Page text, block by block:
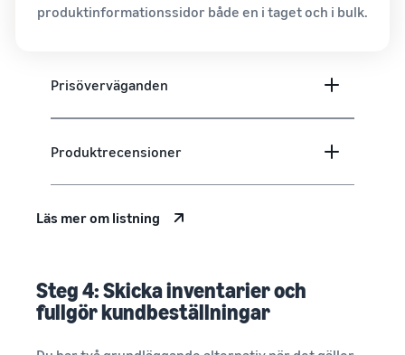
produktinformationssidor både en i taget och i bulk.
Prisöverväganden
Produktrecensioner
Läs mer om listning
Steg 4: Skicka inventarier och
fullgör kundbeställningar